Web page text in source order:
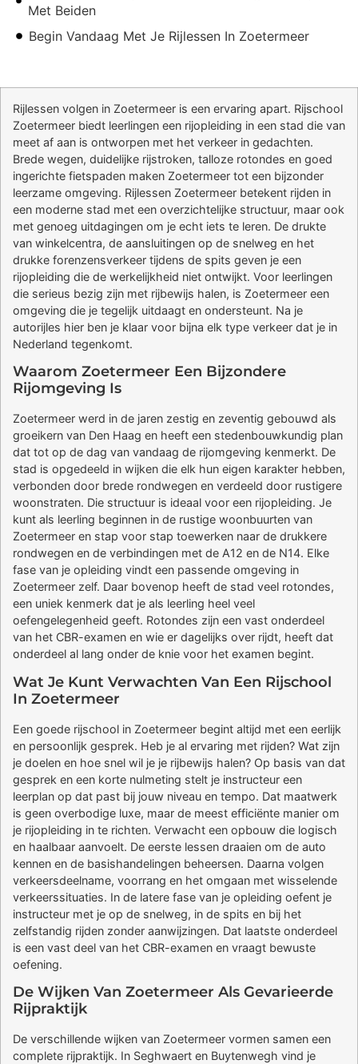
Met Beiden
Begin Vandaag Met Je Rijlessen In Zoetermeer
Rijlessen volgen in Zoetermeer is een ervaring apart. Rijschool
Zoetermeer biedt leerlingen een rijopleiding in een stad die van
meet af aan is ontworpen met het verkeer in gedachten.
Brede wegen, duidelijke rijstroken, talloze rotondes en goed
ingerichte fietspaden maken Zoetermeer tot een bijzonder
leerzame omgeving. Rijlessen Zoetermeer betekent rijden in
een moderne stad met een overzichtelijke structuur, maar ook
met genoeg uitdagingen om je echt iets te leren. De drukte
van winkelcentra, de aansluitingen op de snelweg en het
drukke forenzensverkeer tijdens de spits geven je een
rijopleiding die de werkelijkheid niet ontwijkt. Voor leerlingen
die serieus bezig zijn met rijbewijs halen, is Zoetermeer een
omgeving die je tegelijk uitdaagt en ondersteunt. Na je
autorijles hier ben je klaar voor bijna elk type verkeer dat je in
Nederland tegenkomt.
Waarom Zoetermeer Een Bijzondere
Rijomgeving Is
Zoetermeer werd in de jaren zestig en zeventig gebouwd als
groeikern van Den Haag en heeft een stedenbouwkundig plan
dat tot op de dag van vandaag de rijomgeving kenmerkt. De
stad is opgedeeld in wijken die elk hun eigen karakter hebben,
verbonden door brede rondwegen en verdeeld door rustigere
woonstraten. Die structuur is ideaal voor een rijopleiding. Je
kunt als leerling beginnen in de rustige woonbuurten van
Zoetermeer en stap voor stap toewerken naar de drukkere
rondwegen en de verbindingen met de A12 en de N14. Elke
fase van je opleiding vindt een passende omgeving in
Zoetermeer zelf. Daar bovenop heeft de stad veel rotondes,
een uniek kenmerk dat je als leerling heel veel
oefengelegenheid geeft. Rotondes zijn een vast onderdeel
van het CBR-examen en wie er dagelijks over rijdt, heeft dat
onderdeel al lang onder de knie voor het examen begint.
Wat Je Kunt Verwachten Van Een Rijschool
In Zoetermeer
Een goede rijschool in Zoetermeer begint altijd met een eerlijk
en persoonlijk gesprek. Heb je al ervaring met rijden? Wat zijn
je doelen en hoe snel wil je je rijbewijs halen? Op basis van dat
gesprek en een korte nulmeting stelt je instructeur een
leerplan op dat past bij jouw niveau en tempo. Dat maatwerk
is geen overbodige luxe, maar de meest efficiënte manier om
je rijopleiding in te richten. Verwacht een opbouw die logisch
en haalbaar aanvoelt. De eerste lessen draaien om de auto
kennen en de basishandelingen beheersen. Daarna volgen
verkeersdeelname, voorrang en het omgaan met wisselende
verkeerssituaties. In de latere fase van je opleiding oefent je
instructeur met je op de snelweg, in de spits en bij het
zelfstandig rijden zonder aanwijzingen. Dat laatste onderdeel
is een vast deel van het CBR-examen en vraagt bewuste
oefening.
De Wijken Van Zoetermeer Als Gevarieerde
Rijpraktijk
De verschillende wijken van Zoetermeer vormen samen een
complete rijpraktijk. In Seghwaert en Buytenwegh vind je